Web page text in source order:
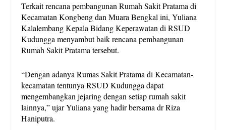
Terkait rencana pembangunan Rumah Sakit Pratama di
Kecamatan Kongbeng dan Muara Bengkal ini, Yuliana
Kalalembang Kepala Bidang Keperawatan di RSUD
Kudungga menyambut baik rencana pembangunan
Rumah Sakit Pratama tersebut.
“Dengan adanya Rumas Sakit Pratama di Kecamatan-
kecamatan tentunya RSUD Kudungga dapat
mengembangkan jejaring dengan setiap rumah sakit
lainnya,” ujar Yuliana yang hadir bersama dr Riza
Haniputra.